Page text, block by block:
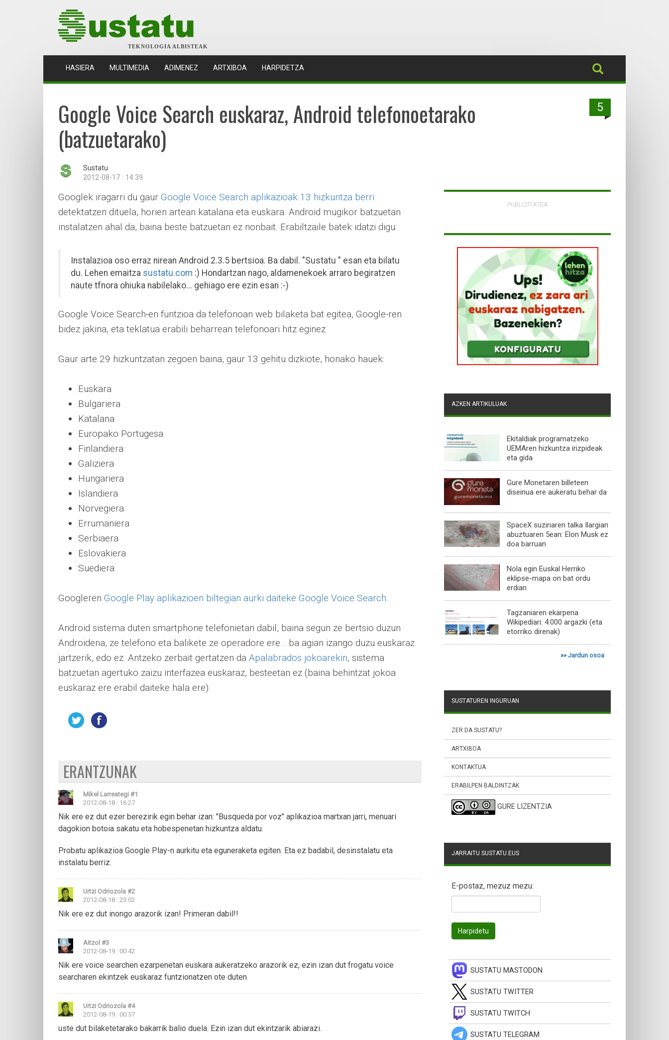
TEKNOLOGIA ALBISTEAK
HASIERA (CURRENT)
MULTIMEDIA ADIMENEZ ARTXIBOA HARPIDETZA
5
Google Voice Search euskaraz, Android telefonoetarako
(batzuetarako)
Sustatu
2012-08-17 : 14:39
Googlek iragarri du gaur Google Voice Search aplikazioak 13 hizkuntza berri
detektatzen dituela, horien artean katalana eta euskara. Android mugikor batzuetan
instalatzen ahal da, baina beste batzuetan ez nonbait. Erabiltzaile batek idatzi digu:
Instalazioa oso erraz nirean Android 2.3.5 bertsioa. Ba dabil. "Sustatu " esan eta bilatu
du. Lehen emaitza sustatu.com :) Hondartzan nago, aldamenekoek arraro begiratzen
naute tfnora ohiuka nabilelako... gehiago ere ezin esan :-)
Google Voice Search-en funtzioa da telefonoan web bilaketa bat egitea, Google-ren
bidez jakina, eta teklatua erabili beharrean telefonoari hitz eginez.
Gaur arte 29 hizkuntzatan zegoen baina, gaur 13 gehitu dizkiote, honako hauek:
Euskara
Bulgariera
Katalana
Europako Portugesa
Finlandiera
Galiziera
Hungariera
Islandiera
Norvegiera
Errumaniera
Serbiaera
Eslovakiera
Suediera
Googleren Google Play aplikazioen biltegian aurki daiteke Google Voice Search.
Android sistema duten smartphone telefonietan dabil, baina segun ze bertsio duzun
Androidena, ze telefono eta balikete ze operadore ere... ba agian izango duzu euskaraz
jartzerik, edo ez. Antzeko zerbait gertatzen da Apalabrados jokoarekin, sistema
batzuetan agertuko zaizu interfazea euskaraz, besteetan ez (baina behintzat jokoa
euskaraz ere erabil daiteke hala ere).
ERANTZUNAK
Mikel Larreategi #1
2012-08-18 : 16:27
Nik ere ez dut ezer berezirik egin behar izan: "Busqueda por voz" aplikazioa martxan jarri, menuari
dagokion botoia sakatu eta hobespenetan hizkuntza aldatu.
Probatu aplikazioa Google Play-n aurkitu eta eguneraketa egiten. Eta ez badabil, desinstalatu eta
instalatu berriz.
Urtzi Odriozola #2
2012-08-18 : 23:02
Nik ere ez dut inongo arazorik izan! Primeran dabil!!
Aitzol #3
2012-08-19 : 00:42
Nik ere voice searchen ezarpenetan euskara aukeratzeko arazorik ez, ezin izan dut frogatu voice
searcharen ekintzek euskaraz funtzionatzen ote duten
Urtzi Odriozola #4
2012-08-19 : 00:57
uste dut bilaketetarako bakarrik balio duela. Ezin izan dut ekintzarik abiarazi.
PUBLIZITATEA
AZKEN ARTIKULUAK
Ekitaldiak programatzeko
UEMAren hizkuntza irizpideak
eta gida
Gure Monetaren billeteen
diseinua ere aukeratu behar da
SpaceX suziriaren talka Ilargian
abuztuaren 5ean: Elon Musk ez
doa barruan
Nola egin Euskal Herriko
eklipse-mapa on bat ordu
erdian
Tagzaniaren ekarpena
Wikipediari: 4.000 argazki (eta
etorriko direnak)
»»Jardun osoa
SUSTATUREN INGURUAN
ZER DA SUSTATU?
ARTXIBOA
KONTAKTUA
ERABILPEN BALDINTZAK
GURE LIZENTZIA
JARRAITU SUSTATU.EUS
E-postaz, mezuz mezu:
SUSTATU MASTODON
SUSTATU TWITTER
SUSTATU TWITCH
SUSTATU TELEGRAM